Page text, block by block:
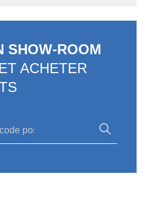
SHOW-ROOM
ACHETER